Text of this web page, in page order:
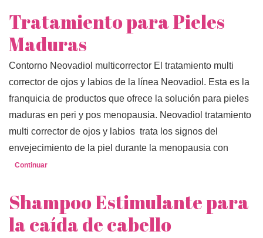
Tratamiento para Pieles
Maduras
Contorno Neovadiol multicorrector El tratamiento multi
corrector de ojos y labios de la línea Neovadiol. Esta es la
franquicia de productos que ofrece la solución para pieles
maduras en peri y pos menopausia. Neovadiol tratamiento
multi corrector de ojos y labios trata los signos del
envejecimiento de la piel durante la menopausia con
Continuar
Shampoo Estimulante para
la caída de cabello